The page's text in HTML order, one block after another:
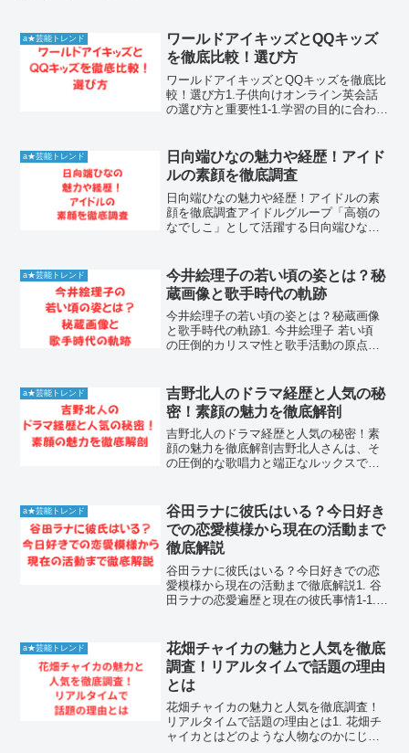
a★芸能トレンド
ワールドアイキッズとQQキッズ
を徹底比較！選び方
ワールドアイキッズとQQキッズを徹底比
較！選び方1.子供向けオンライン英会話
の選び方と重要性1-1.学習の目的に合わせ
的なツールですが、サービスによって特
色は大きく異な...
a★芸能トレンド
日向端ひなの魅力や経歴！アイド
ルの素顔を徹底調査
日向端ひなの魅力や経歴！アイドルの素
顔を徹底調査アイドルグループ「高嶺の
なでしこ」として活躍する日向端ひな
います。彼女は一体どのような魅力を持
っており、どのような道のり...
a★芸能トレンド
今井絵理子の若い頃の姿とは？秘
蔵画像と歌手時代の軌跡
今井絵理子の若い頃の姿とは？秘蔵画像
と歌手時代の軌跡1. 今井絵理子 若い頃
の圧倒的カリスマ性と歌手活動の原点
ンバーとして一世を風靡した今井絵理子
さん。彼女...
a★芸能トレンド
吉野北人のドラマ経歴と人気の秘
密！素顔の魅力を徹底解剖
吉野北人のドラマ経歴と人気の秘密！素
顔の魅力を徹底解剖吉野北人さんは、そ
の圧倒的な歌唱力と端正なルックスで多
す。デビュー以来、グループ活動での輝
かしい実績を重ねつつ、ドラ...
a★芸能トレンド
谷田ラナに彼氏はいる？今日好き
での恋愛模様から現在の活動まで
徹底解説
谷田ラナに彼氏はいる？今日好きでの恋
愛模様から現在の活動まで徹底解説1. 谷
田ラナの恋愛遍歴と現在の彼氏事情1-1.
ん。谷田ラナはモデルや女優として非常
に多忙な日々を...
a★芸能トレンド
花畑チャイカの魅力と人気を徹底
調査！リアルタイムで話題の理由
とは
花畑チャイカの魅力と人気を徹底調査！
リアルタイムで話題の理由とは1. 花畑チ
ャイカとはどのような人物なのかにじさ